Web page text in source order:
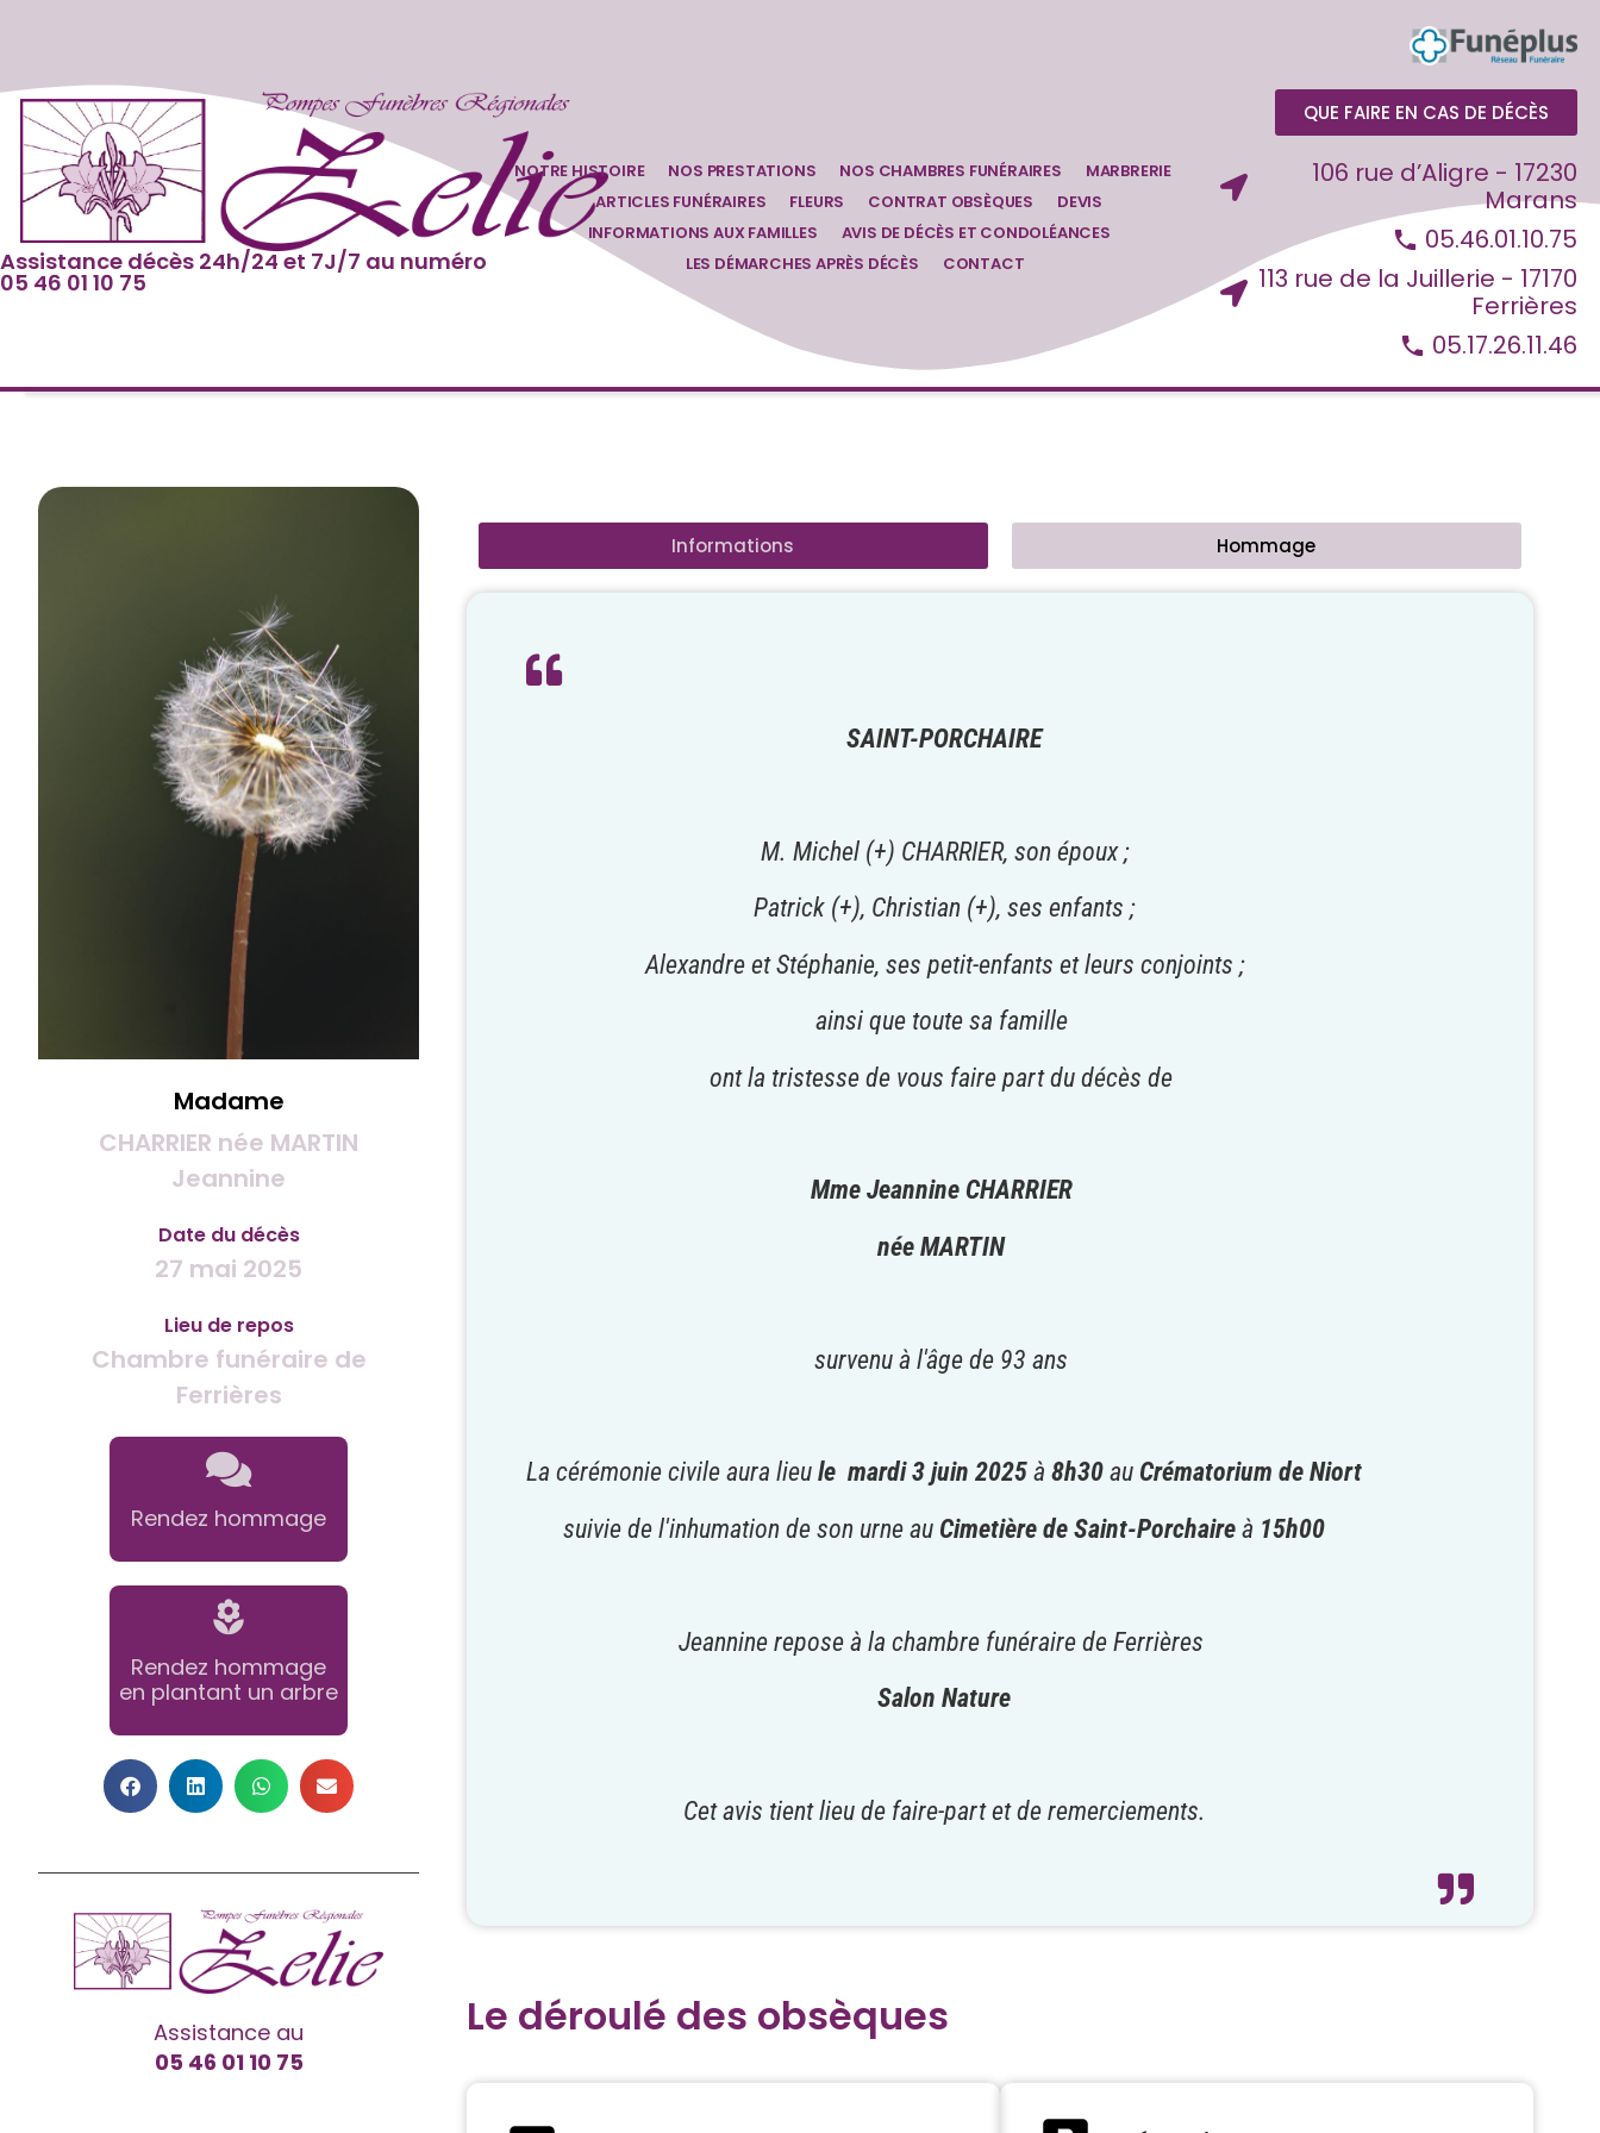
Assistance décès 24h/24 et 7J/7 au numéro
05 46 01 10 75
NOTRE HISTOIRE NOS PRESTATIONS NOS CHAMBRES FUNÉRAIRES
MARBRERIE
ARTICLES FUNÉRAIRES
FLEURS CONTRAT OBSÈQUES
DEVIS
INFORMATIONS AUX FAMILLES
AVIS DE DÉCÈS ET CONDOLÉANCES
LES DÉMARCHES APRÈS DÉCÈS
CONTACT
QUE FAIRE EN CAS DE DÉCÈS
106 rue d’Aligre - 17230
Marans
05.46.01.10.75
113 rue de la Juillerie - 17170
Ferrières
05.17.26.11.46
Madame
CHARRIER née MARTIN
Jeannine
Date du décès
27 mai 2025
Lieu de repos
Chambre funéraire de
Ferrières
Rendez hommage
Rendez hommage
en plantant un arbre
Assistance au
05 46 01 10 75
Informations Hommage
SAINT-PORCHAIRE
M. Michel (+) CHARRIER, son époux ;
Patrick (+), Christian (+), ses enfants ;
Alexandre et Stéphanie, ses petit-enfants et leurs conjoints ;
ainsi que toute sa famille
ont la tristesse de vous faire part du décès de
Mme Jeannine CHARRIER
née MARTIN
survenu à l'âge de 93 ans
La cérémonie civile aura lieu le mardi 3 juin 2025 à 8h30 au Crématorium de Niort
suivie de l'inhumation de son urne au Cimetière de Saint-Porchaire à 15h00
Jeannine repose à la chambre funéraire de Ferrières
Salon Nature
Cet avis tient lieu de faire-part et de remerciements.
Le déroulé des obsèques